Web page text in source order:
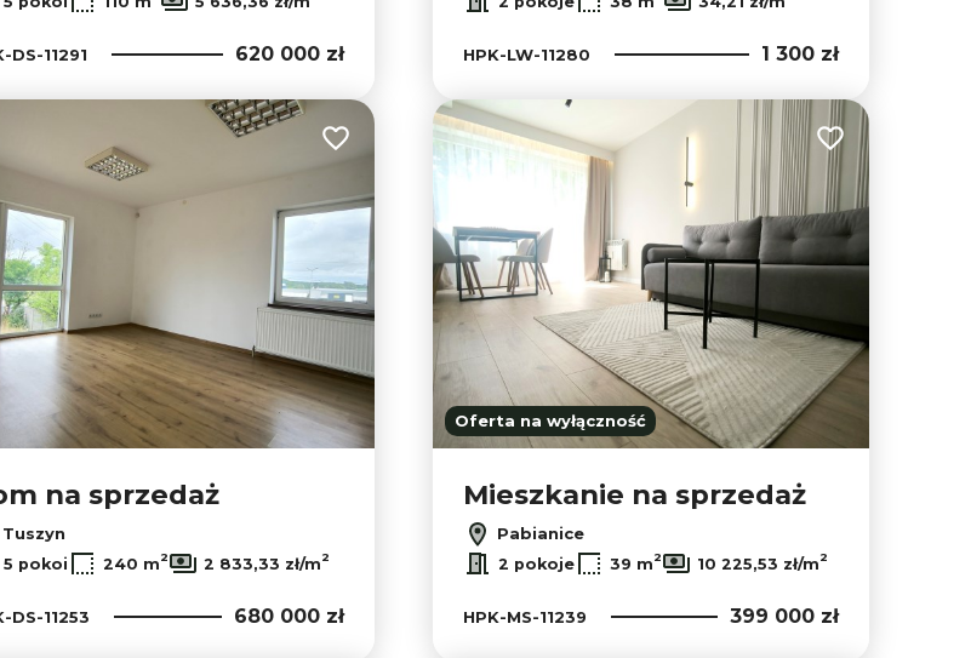
DS-11291 620 000 zł HPK-LW-11280 1 300 zł
Dodaj do ulubionych
na sprzedaż
Tuszyn
5 pokoi 240 m2 2 833,33 zł/m2
DS-11253 680 000 zł
Oferta na wyłączność
Dodaj do
Mieszkanie na sprzedaż
Pabianice
2 pokoje 39 m2 10 225,53 zł/m2
HPK-MS-11239 399 000 zł